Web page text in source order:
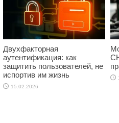
Двухфакторная
аутентификация: как
защитить пользователей, не
испортив им жизнь
15.02.2026